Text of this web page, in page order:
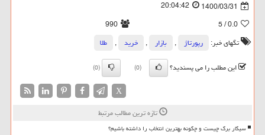
1400/03/31
20:04:42
0.0
/ 5
990
تگهای خبر:
رپورتاژ , بازار , خرید ,
طلا
این مطلب را می پسندید؟
(0)
(0)
X
تازه ترین مطالب مرتبط
سیگار برگ چیست و چگونه بهترین انتخاب را داشته باشیم؟